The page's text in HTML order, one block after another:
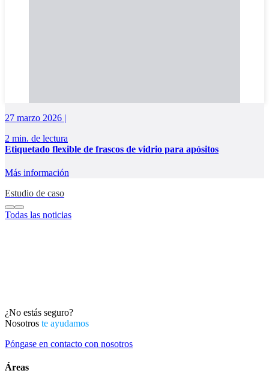
27 marzo 2026 |
2 min. de lectura
Etiquetado flexible de frascos de vidrio para apósitos
Más información
Estudio de caso
Todas las noticias
¿No estás seguro?
Nosotros te ayudamos
Póngase en contacto con nosotros
Áreas